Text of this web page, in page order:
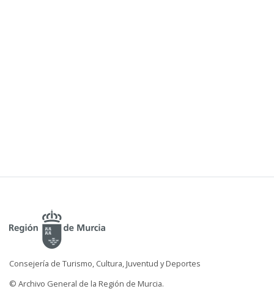
Consejería de Turismo, Cultura, Juventud y Deportes
© Archivo General de la Región de Murcia.